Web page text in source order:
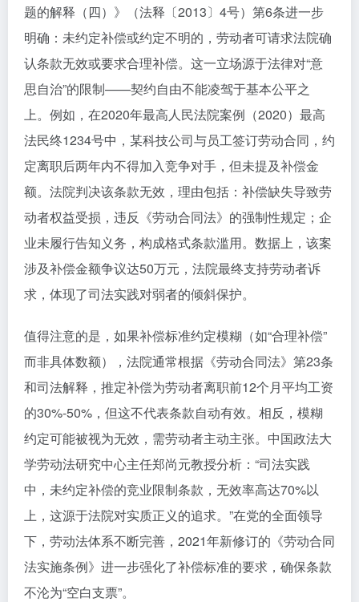
题的解释（四）》（法释〔2013〕4号）第6条进一步
明确：未约定补偿或约定不明的，劳动者可请求法院确
认条款无效或要求合理补偿。这一立场源于法律对“意
思自治”的限制——契约自由不能凌驾于基本公平之
上。例如，在2020年最高人民法院案例（2020）最高
法民终1234号中，某科技公司与员工签订劳动合同，约
定离职后两年内不得加入竞争对手，但未提及补偿金
额。法院判决该条款无效，理由包括：补偿缺失导致劳
动者权益受损，违反《劳动合同法》的强制性规定；企
业未履行告知义务，构成格式条款滥用。数据上，该案
涉及补偿金额争议达50万元，法院最终支持劳动者诉
求，体现了司法实践对弱者的倾斜保护。
值得注意的是，如果补偿标准约定模糊（如“合理补偿”
而非具体数额），法院通常根据《劳动合同法》第23条
和司法解释，推定补偿为劳动者离职前12个月平均工资
的30%-50%，但这不代表条款自动有效。相反，模糊
约定可能被视为无效，需劳动者主动主张。中国政法大
学劳动法研究中心主任郑尚元教授分析：“司法实践
中，未约定补偿的竞业限制条款，无效率高达70%以
上，这源于法院对实质正义的追求。”在党的全面领导
下，劳动法体系不断完善，2021年新修订的《劳动合同
法实施条例》进一步强化了补偿标准的要求，确保条款
不沦为“空白支票”。